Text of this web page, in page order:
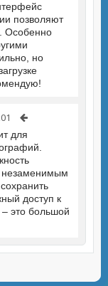
позволяют
Особенно
но
для
незаменимым
доступ к
это большой